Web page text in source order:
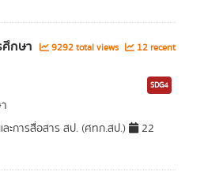
กษา 9292 total views
12 recent
SDG4
ละการสื่อสาร สป. (ศทก.สป.)
22